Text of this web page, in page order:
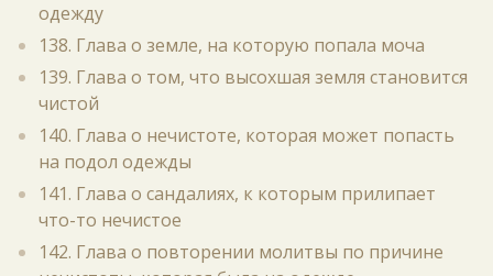
одежду
138. Глава о земле, на которую попала моча
139. Глава о том, что высохшая земля становится
чистой
140. Глава о нечистоте, которая может попасть
на подол одежды
141. Глава о сандалиях, к которым прилипает
что-то нечистое
142. Глава о повторении молитвы по причине